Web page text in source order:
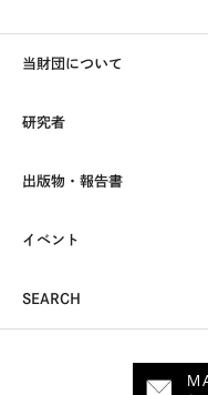
当財団について
研究者
出版物・報告書
イベント
SEARCH